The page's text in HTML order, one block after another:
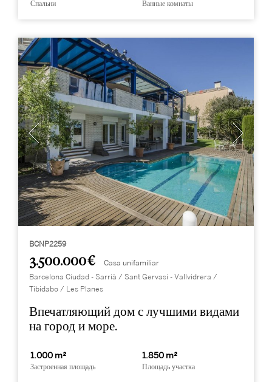
Спальни Ванные комнаты
BCNP2259
3.500.000 € Casa unifamiliar
Barcelona Ciudad - Sarrià / Sant Gervasi - Vallvidrera /
Tibidabo / Les Planes
Впечатляющий дом с лучшими видами
на город и море.
1.000 m²
Застроенная площадь
1.850 m²
Площадь участка